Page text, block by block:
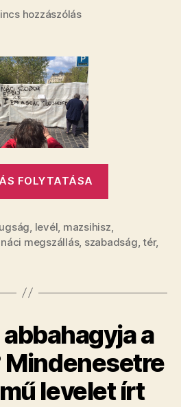
dátuma
hozzászólása(z)
fogod
elhinni,
mit
válaszolt
Lázár:
szoborról
szó
sem
volt
FOLYTATÁSA
elhinni,
mit
szó
sem
volt”
, levél, mazsihisz,
náci megszállás, szabadság,tér,
a
Mindenesetre
levelet írt